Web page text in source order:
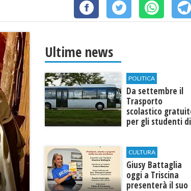
Ultime news
POLITICA
Da settembre il
Trasporto
scolastico
per gli studenti di
CULTURA
Giusy Battaglia
oggi a Triscina
presenterà il suo